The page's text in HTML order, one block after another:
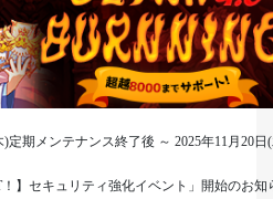
期メンテナンス終了後 ～ 2025年11月20日
】セキュリティ強化イベント」開始のお知